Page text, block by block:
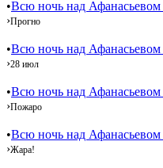
•Всю ночь над Афанасьевом
›Прогно
•Всю ночь над Афанасьевом
›28 июл
•Всю ночь над Афанасьевом
›Пожаро
•Всю ночь над Афанасьевом
›Жара!